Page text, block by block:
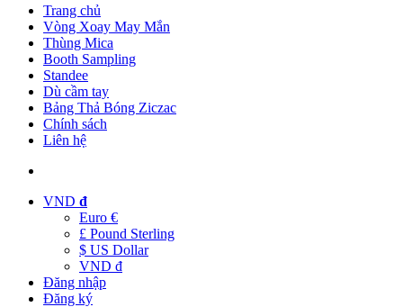
Trang chủ
Vòng Xoay May Mắn
Thùng Mica
Booth Sampling
Standee
Dù cầm tay
Bảng Thả Bóng Ziczac
Chính sách
Liên hệ
VND đ
Euro €
£ Pound Sterling
$ US Dollar
VND đ
Đăng nhập
Đăng ký